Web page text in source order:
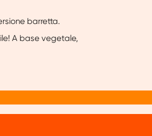
barretta.
A base vegetale,